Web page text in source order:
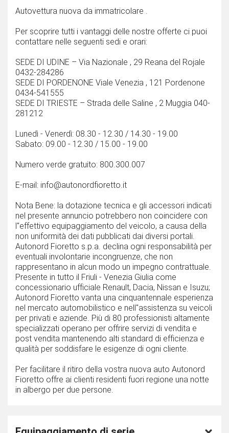
Autovettura nuova da immatricolare .
Per scoprire tutti i vantaggi delle nostre offerte ci puoi
contattare nelle seguenti sedi e orari:
SEDE DI UDINE – Via Nazionale , 29 Reana del Rojale
0432-284286
SEDE DI PORDENONE Viale Venezia , 121 Pordenone
0434-541555
SEDE DI TRIESTE – Strada delle Saline , 2 Muggia 040-
281212
Lunedì - Venerdì: 08.30 - 12.30 / 14.30 - 19.00
Sabato: 09.00 - 12.30 / 15.00 - 19.00
Numero verde gratuito: 800.300.007
E-mail: info@autonordfioretto.it
Nota Bene: la dotazione tecnica e gli accessori indicati
nel presente annuncio potrebbero non coincidere con
l''effettivo equipaggiamento del veicolo, a causa della
non uniformità dei dati pubblicati dai diversi portali.
Autonord Fioretto s.p.a. declina ogni responsabilità per
eventuali involontarie incongruenze, che non
rappresentano in alcun modo un impegno contrattuale.
Presente in tutto il Friuli - Venezia Giulia come
concessionario ufficiale Renault, Dacia, Nissan e Isuzu;
Autonord Fioretto vanta una cinquantennale esperienza
nel mercato automobilistico e nell''assistenza su veicoli
per privati e aziende. Più di 80 professionisti altamente
specializzati operano per offrire servizi di vendita e
post vendita mantenendo alti standard di efficienza e
qualità per soddisfare le esigenze di ogni cliente.
Per facilitare il ritiro della vostra nuova auto Autonord
Fioretto offre ai clienti residenti fuori regione una notte
in albergo per due persone.